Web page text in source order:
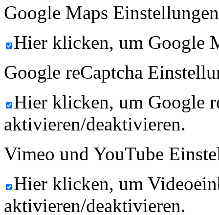
Google Maps
Hier klicken, um Google
Google reCaptcha
Hier klicken, um Google
aktivieren/deaktivieren.
Vimeo und YouTube
Hier klicken, um
aktivieren/deaktivieren.